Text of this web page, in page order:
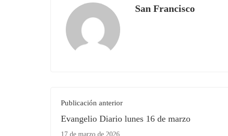
San Francisco
Publicación anterior
Evangelio Diario lunes 16 de marzo
17 de marzo de 2026